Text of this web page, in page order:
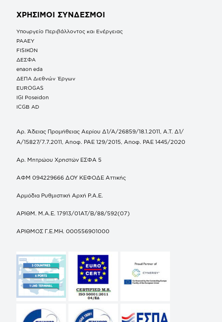
ΧΡΗΣΙΜΟΙ ΣΥΝΔΕΣΜΟΙ
Υπουργείο Περιβάλλοντος και Ενέργειας
ΡΑΑΕΥ
FISIKON
ΔΕΣΦΑ
enaon eda
ΔΕΠΑ Διεθνών Έργων
EUROGAS
IGI Poseidon
ICGB AD
Αρ. Άδειας Προμήθειας Αερίου Δ1/Α/26859/18.1.2011, Α.Τ. Δ1/
Α/15827/7.7.2011, Αποφ. ΡΑΕ 129/2015, Αποφ. ΡΑΕ 1445/2020
Αρ. Μητρώου Χρηστών ΕΣΦΑ 5
ΑΦΜ 094229666 ΔΟΥ ΚΕΦΟΔΕ Αττικής
Αρμόδια Ρυθμιστική Αρχή Ρ.Α.Ε.
ΑΡΙΘΜ. Μ.Α.Ε. 17913/01ΑΤ/Β/88/592(07)
ΑΡΙΘΜΟΣ Γ.Ε.ΜΗ. 000556901000